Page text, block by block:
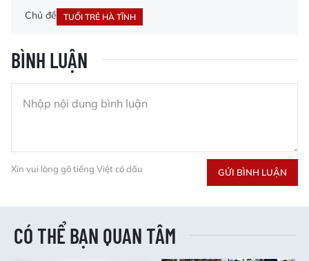
Chủ đề TUỔI TRẺ HÀ TĨNH
BÌNH LUẬN
Xin vui lòng gõ tiếng Việt có dấu GỬI BÌNH LUẬN
CÓ THỂ BẠN QUAN TÂM